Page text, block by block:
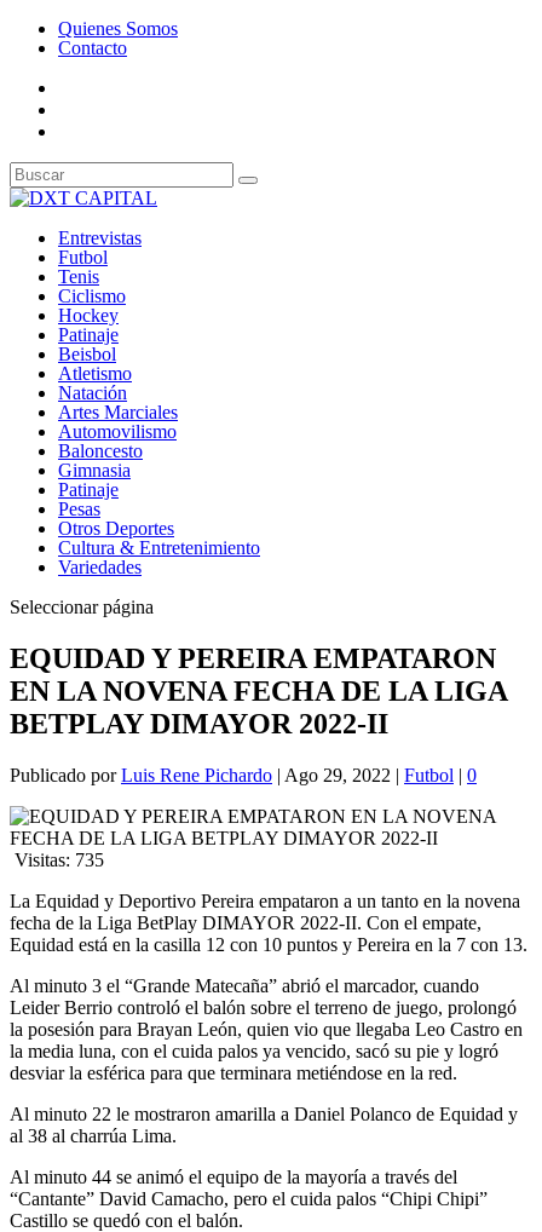
Quienes Somos
Contacto
Entrevistas
Futbol
Tenis
Ciclismo
Hockey
Patinaje
Beisbol
Atletismo
Natación
Artes Marciales
Automovilismo
Baloncesto
Gimnasia
Patinaje
Pesas
Otros Deportes
Cultura & Entretenimiento
Variedades
Seleccionar página
EQUIDAD Y PEREIRA EMPATARON
EN LA NOVENA FECHA DE LA LIGA
BETPLAY DIMAYOR 2022-II
Publicado porLuis Rene Pichardo | Ago 29, 2022 | Futbol | 0
Visitas: 735
La Equidad y Deportivo Pereira empataron a un tanto en la novena
fecha de la Liga BetPlay DIMAYOR 2022-II. Con el empate,
Equidad está en la casilla 12 con 10 puntos y Pereira en la 7 con 13.
Al minuto 3 el “Grande Matecaña” abrió el marcador, cuando
Leider Berrio controló el balón sobre el terreno de juego, prolongó
la posesión para Brayan León, quien vio que llegaba Leo Castro en
la media luna, con el cuida palos ya vencido, sacó su pie y logró
desviar la esférica para que terminara metiéndose en la red.
Al minuto 22 le mostraron amarilla a Daniel Polanco de Equidad y
al 38 al charrúa Lima.
Al minuto 44 se animó el equipo de la mayoría a través del
“Cantante” David Camacho, pero el cuida palos “Chipi Chipi”
Castillo se quedó con el balón.